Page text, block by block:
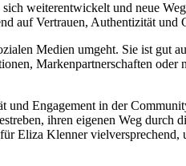
weiterentwickelt und neue
auf Vertrauen, Authentizität und
Medien umgeht. Sie ist gut
Markenpartnerschaften
Engagement in der
ihren eigenen Weg
Eliza Klenner